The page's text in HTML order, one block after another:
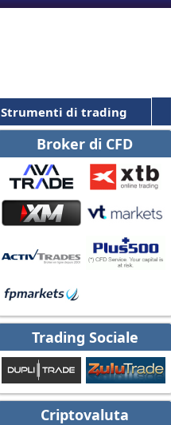
Strumenti di trading
Broker di CFD
Trading Sociale
Criptovaluta